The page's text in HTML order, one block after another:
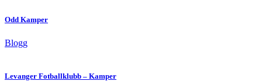
Odd Kamper
Blogg
Levanger Fotballklubb – Kamper